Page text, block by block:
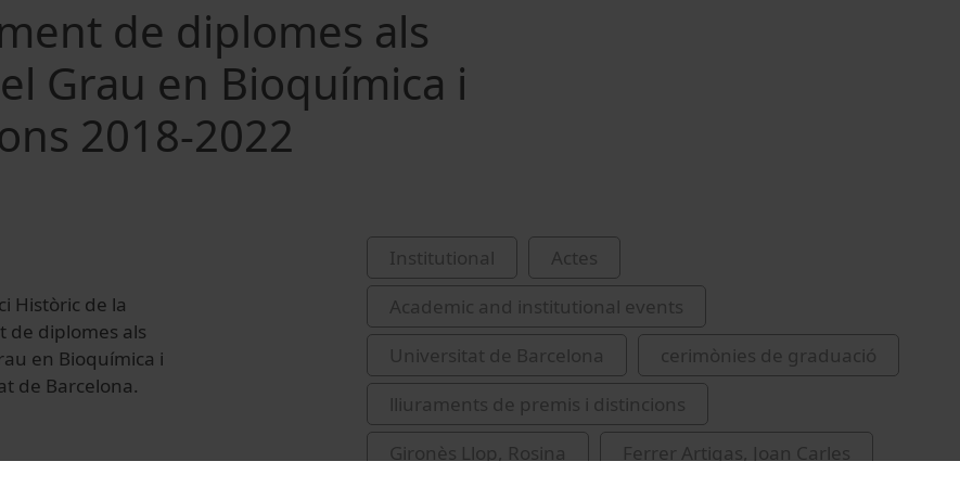
de diplomes als
Grau en Bioquímica i
2018-2022
Històric de la
de diplomes als
en Bioquímica i
de Barcelona.
Institutional
Actes
Academic and institutional events
Universitat de Barcelona
cerimònies de graduació
lliuraments de premis i distincions
Gironès Llop, Rosina
Ferrer Artigas, Joan Carles